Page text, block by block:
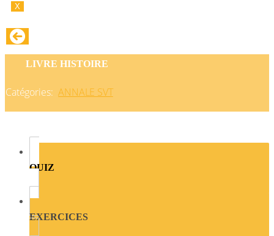
X
LIVRE HISTOIRE
Catégories: ANNALE SVT
QUIZ
EXERCICES